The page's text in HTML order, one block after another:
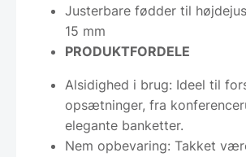
Justerbare fødder til
15 mm
PRODUKTFORDELE
Alsidighed i brug: Ideel til
opsætninger, fra
elegante banketter.
Nem opbevaring: Takket